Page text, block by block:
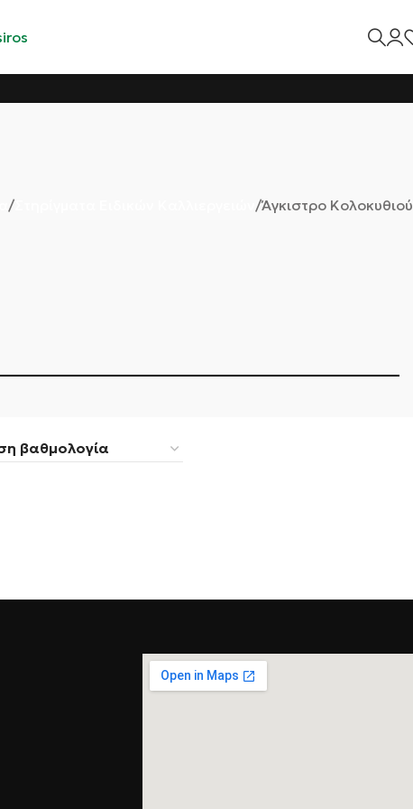
Στηρίγματα Ειδικών Καλλιεργειών Άγκιστρο Κολοκυθιού